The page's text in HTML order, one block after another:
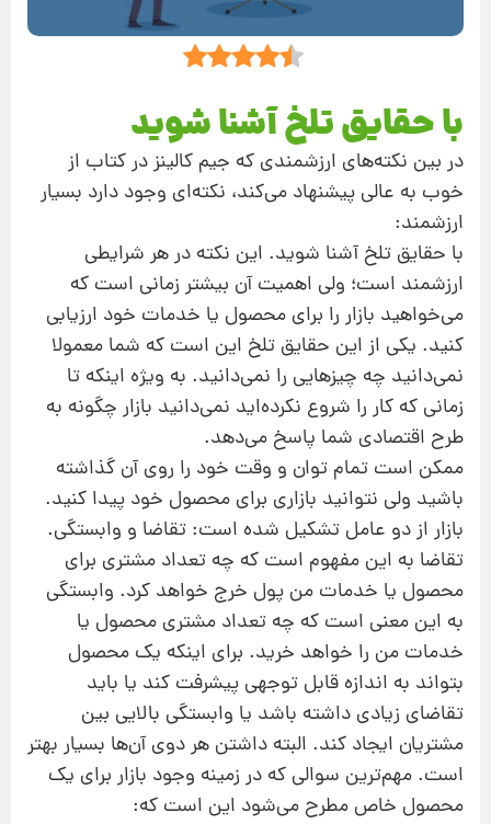
با حقایق تلخ آشنا شوید
در بین نکته‌های ارزشمندی که جیم کالینز در کتاب از
خوب به عالی پیشنهاد می‌کند، نکته‌ای وجود دارد بسیار
ارزشمند:
با حقایق تلخ آشنا شوید. این نکته در هر شرایطی
ارزشمند است؛ ولی اهمیت آن بیشتر زمانی است که
می‌خواهید بازار را برای محصول یا خدمات خود ارزیابی
کنید. یکی از این حقایق تلخ این است که شما معمولا
نمی‌دانید چه چیزهایی را نمی‌دانید. به ویژه اینکه تا
زمانی که کار را شروع نکرده‌اید نمی‌دانید بازار چگونه به
طرح اقتصادی شما پاسخ می‌دهد.
ممکن است تمام توان و وقت خود را روی‌ آن گذاشته‌
باشید ولی نتوانید بازاری برای محصول خود پیدا کنید.
بازار از دو عامل تشکیل شده است: تقاضا و وابستگی.
تقاضا به این مفهوم است که چه تعداد مشتری برای
محصول یا خدمات من پول خرج خواهد کرد. وابستگی
به این معنی است که چه تعداد مشتری محصول یا
خدمات من را خواهد خرید. برای اینکه یک محصول
بتواند به اندازه‌ قابل توجهی پیشرفت کند یا باید
تقاضای زیادی داشته باشد یا وابستگی بالایی بین
مشتریان ایجاد کند. البته داشتن هر دوی آن‌ها بسیار بهتر
است. مهم‌ترین سوالی که در زمینه‌ وجود بازار برای یک
محصول خاص مطرح می‌شود این است که: